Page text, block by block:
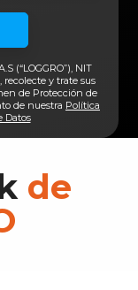
(“LOGGRO”), NIT
recolecte y trate sus
de Protección de
de nuestra Política
Datos
de